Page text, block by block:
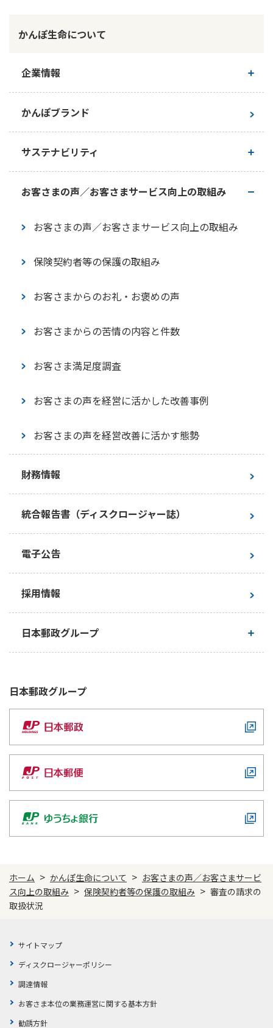
かんぽ生命について
企業情報
ご挨拶
かんぽブランド
サステナビリティ
かんぽ生命のサステナビリティ
トップメッセージ
サステナビリティの考え方
マテリアリティ
環境
社会
ガバナンス
サステナブル投資
ESGライブラリ・インデックス
お客さまの声／お客さまサービス向上の取組み
お客さまの声／お客さまサービス向上の取組み
保険契約者等の保護の取組み
お客さまからのお礼・お褒めの声
お客さまからの苦情の内容と件数
お客さま満足度調査
お客さまの声を経営に活かした改善事例
お客さまの声を経営改善に活かす態勢
財務情報
統合報告書（ディスクロージャー誌）
電子公告
採用情報
日本郵政グループ
日本郵政グループ
ホーム > かんぽ生命について > お客さまの声／お客さまサービ
ス向上の取組み > 保険契約者等の保護の取組み > 審査の請求の
取扱状況
サイトマップ
ディスクロージャーポリシー
調達情報
お客さま本位の業務運営に関する基本方針
勧誘方針